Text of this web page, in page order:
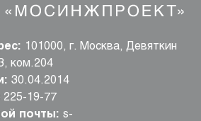
101000, г. Москва, Девяткин
ком.204
30.04.2014
225-19-77
почты:s-